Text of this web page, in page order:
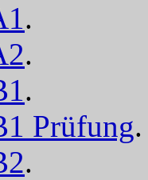
.
.
.
Prüfung.
.